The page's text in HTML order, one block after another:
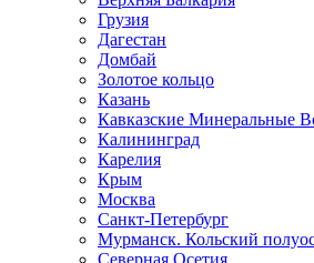
Грузия
Дагестан
Домбай
Золотое кольцо
Казань
Кавказские Минеральные
Калининград
Карелия
Крым
Москва
Санкт-Петербург
Мурманск. Кольский
Северная Осетия